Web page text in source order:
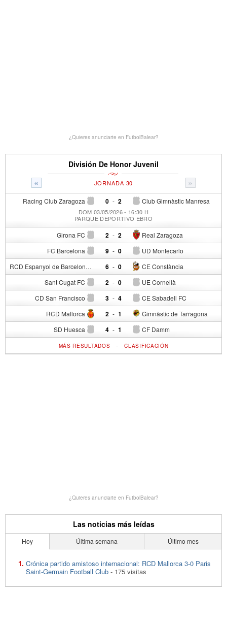
¿Quieres anunciarte en FutbolBalear?
División De Honor Juvenil
« »
JORNADA 30
Racing Club Zaragoza 0 - Club Gimnàstic Manresa
2
DOM 03/05/2026 - 16:30 H
PARQUE DEPORTIVO EBRO
Girona FC 2 - Real Zaragoza
2
FC Barcelona 9 - UD Montecarlo
0
RCD Espanyol de Barcelona 6 - CE Constància
0
Sant Cugat FC 2 - UE Cornellà
0
CD San Francisco 3 - CE Sabadell FC
4
RCD Mallorca 2 - Gimnàstic de Tarragona
1
SD Huesca 4 - CF Damm
1
MÁS RESULTADOS -CLASIFICACIÓN
¿Quieres anunciarte en FutbolBalear?
Las noticias más leídas
Hoy Última semana Último mes
Crónica partido amistoso internacional: RCD Mallorca 3-0 Paris
Saint-Germain Football Club - 175 visitas